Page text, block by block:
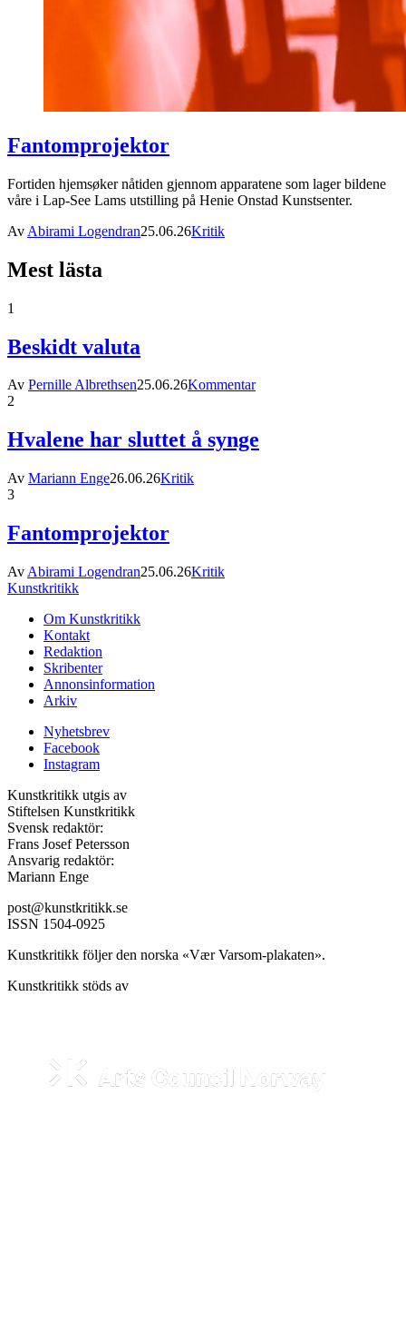
Fantomprojektor
Fortiden hjemsøker nåtiden gjennom apparatene som lager bildene
våre i Lap-See Lams utstilling på Henie Onstad Kunstsenter.
Av Abirami Logendran25.06.26Kritik
Mest lästa
1
Beskidt valuta
Av Pernille Albrethsen25.06.26Kommentar
2
Hvalene har sluttet å synge
Av Mariann Enge26.06.26Kritik
3
Fantomprojektor
Av Abirami Logendran25.06.26Kritik
Kunstkritikk
Om Kunstkritikk
Kontakt
Redaktion
Skribenter
Annonsinformation
Arkiv
Nyhetsbrev
Facebook
Instagram
Kunstkritikk utgis av
Stiftelsen Kunstkritikk
Svensk redaktör:
Frans Josef Petersson
Ansvarig redaktör:
Mariann Enge
post@kunstkritikk.se
ISSN 1504-0925
Kunstkritikk följer den norska «Vær Varsom-plakaten».
Kunstkritikk stöds av